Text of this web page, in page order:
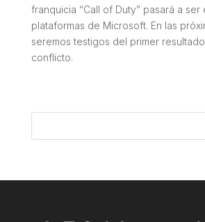
franquicia “Call of Duty” pasará a ser
plataformas de Microsoft. En las
seremos testigos del primer
conflicto.